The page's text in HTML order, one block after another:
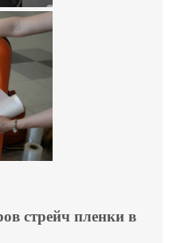
стрейч пленки в